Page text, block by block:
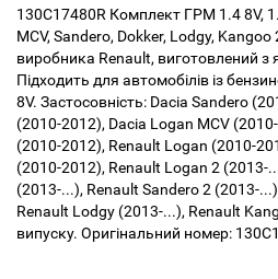
130C17480R Комплект ГРМ 1.4 8V,
MCV, Sandero, Dokker, Lodgy, Kangoo
виробника Renault, виготовлений з
Підходить для автомобілів із
8V. Застосовність: Dacia Sandero
(2010-2012), Dacia Logan MCV
(2010-2012), Renault Logan (2010-
(2010-2012), Renault Logan 2 (2013-
(2013-...), Renault Sandero 2 (2013-
Renault Lodgy (2013-...), Renault
випуску. Оригінальний номер: